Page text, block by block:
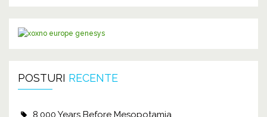
POSTURI RECENTE
8,000 Years Before Mesopotamia